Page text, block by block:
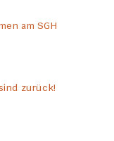
am SGH
zurück!